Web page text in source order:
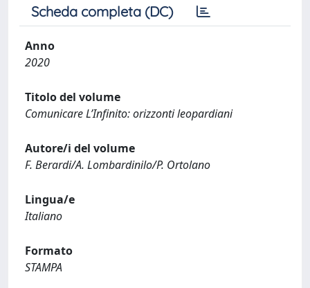
Scheda completa (DC)
Anno
2020
Titolo del volume
Comunicare L’Infinito: orizzonti leopardiani
Autore/i del volume
F. Berardi/A. Lombardinilo/P. Ortolano
Lingua/e
Italiano
Formato
STAMPA